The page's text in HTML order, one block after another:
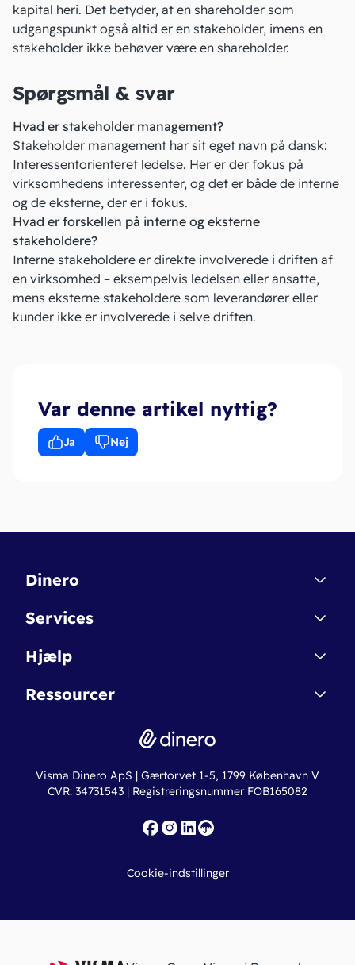
kapital heri. Det betyder, at en shareholder som
udgangspunkt også altid er en stakeholder, imens en
stakeholder ikke behøver være en shareholder.
Spørgsmål & svar
Hvad er stakeholder management?
Stakeholder management har sit eget navn på dansk:
Interessentorienteret ledelse. Her er der fokus på
virksomhedens interessenter, og det er både de interne
og de eksterne, der er i fokus.
Hvad er forskellen på interne og eksterne
stakeholdere?
Interne stakeholdere er direkte involverede i driften af
en virksomhed – eksempelvis ledelsen eller ansatte,
mens eksterne stakeholdere som leverandører eller
kunder ikke er involverede i selve driften.
Var denne artikel nyttig?
Ja Nej
Dinero
Kontakt
Betingelser & Sikkerhed
Services
Dinero Starter
Dinero Pro
Erhvervslån
Fakturaskabeloner
Hjælp
Online regnskabskurser
Ressourcer
Ny virksomhed
Iværksætterlegat
Visma Dinero ApS | Gærtorvet 1-5, 1799 København V
CVR: 34731543 | Registreringsnummer FOB165082
Cookie-indstillinger